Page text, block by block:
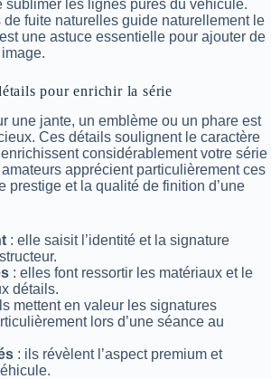
sublimer les lignes pures du véhicule.
de fuite naturelles guide naturellement le
une astuce essentielle pour ajouter de
pour enrichir la série
une jante, un emblème ou un phare est
Ces détails soulignent le caractère
considérablement votre série
apprécient particulièrement ces
prestige et la qualité de finition d’une
: elle saisit l’identité et la signature
: elles font ressortir les matériaux et le
détails.
mettent en valeur les signatures
lors d’une séance au
: ils révèlent l’aspect premium et